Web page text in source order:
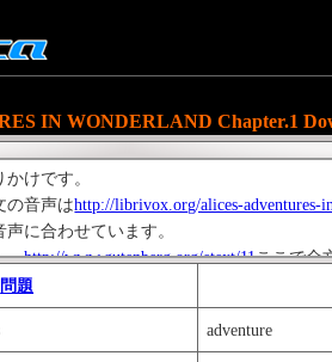
IN WONDERLAND Chapter.1
かけです。
の音声はhttp://librivox.org/alices-adventures-
声に合わせています。
、http://www.gutenberg.org/etext/11ここで全
問題
adventure